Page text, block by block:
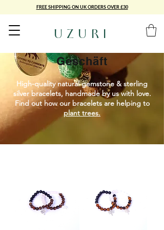
FREE SHIPPING ON UK ORDERS OVER £30
UZURI
Geschäft
High-quality natural gemstone & sterling
silver bracelets, handmade by us with love.
Find out how our bracelets are helping to
plant trees.